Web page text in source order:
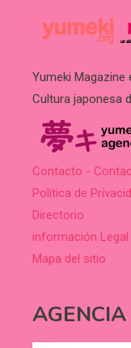
Yumeki
Cultura japonesa
Contacto -
Política de
Directorio
información Legal
Mapa del sitio